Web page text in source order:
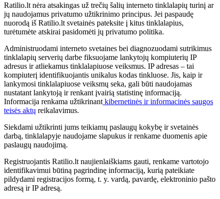
Ratilio.lt nėra atsakingas už trečių šalių interneto tinklalapių turinį ar
jų naudojamus privatumo užtikrinimo principus. Jei paspaudę
nuorodą iš Ratilio.lt svetainės pateksite į kitus tinklalapius,
turėtumėte atskirai pasidomėti jų privatumo politika.
Administruodami interneto svetaines bei diagnozuodami sutrikimus
tinklalapių serverių darbe fiksuojame lankytojų kompiuterių IP
adresus ir atliekamus tinklalapiuose veiksmus. IP adresas – tai
kompiuterį identifikuojantis unikalus kodas tinkluose. Jis, kaip ir
lankymosi tinklalapiuose veiksmų seka, gali būti naudojamas
nustatant lankytoją ir renkant įvairią statistinę informaciją.
Informacija renkama užtikrinant kibernetinės ir informacinės saugos
teisės aktų reikalavimus.
Siekdami užtikrinti jums teikiamų paslaugų kokybę ir svetainės
darbą, tinklalapyje naudojame slapukus ir renkame duomenis apie
paslaugų naudojimą.
Registruojantis Ratilio.lt naujienlaiškiams gauti, renkame vartotojo
identifikavimui būtiną pagrindinę informaciją, kurią pateikiate
pildydami registracijos formą, t. y. vardą, pavardę, elektroninio pašto
adresą ir IP adresą.